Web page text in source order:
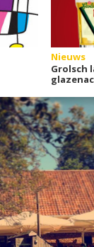
Nieuws
Grolsch